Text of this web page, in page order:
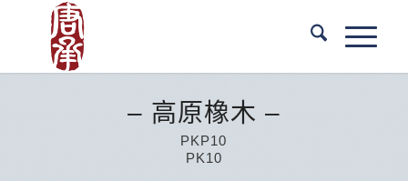
– 高原橡木 –
PKP10
PK10